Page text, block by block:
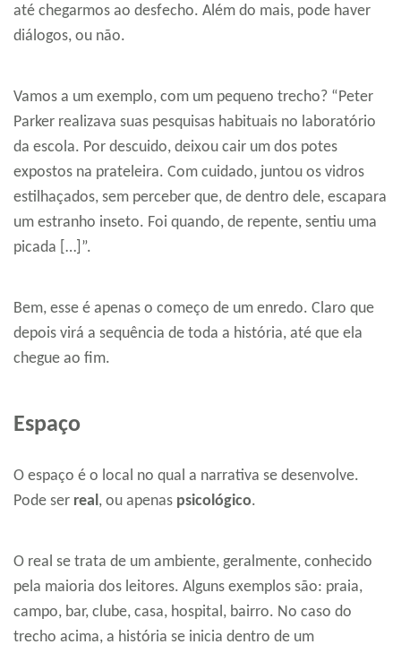
até chegarmos ao desfecho. Além do mais, pode haver
diálogos, ou não.
Vamos a um exemplo, com um pequeno trecho? “Peter
Parker realizava suas pesquisas habituais no laboratório
da escola. Por descuido, deixou cair um dos potes
expostos na prateleira. Com cuidado, juntou os vidros
estilhaçados, sem perceber que, de dentro dele, escapara
um estranho inseto. Foi quando, de repente, sentiu uma
picada […]”.
Bem, esse é apenas o começo de um enredo. Claro que
depois virá a sequência de toda a história, até que ela
chegue ao fim.
Espaço
O espaço é o local no qual a narrativa se desenvolve.
Pode ser real, ou apenas psicológico.
O real se trata de um ambiente, geralmente, conhecido
pela maioria dos leitores. Alguns exemplos são: praia,
campo, bar, clube, casa, hospital, bairro. No caso do
trecho acima, a história se inicia dentro de um